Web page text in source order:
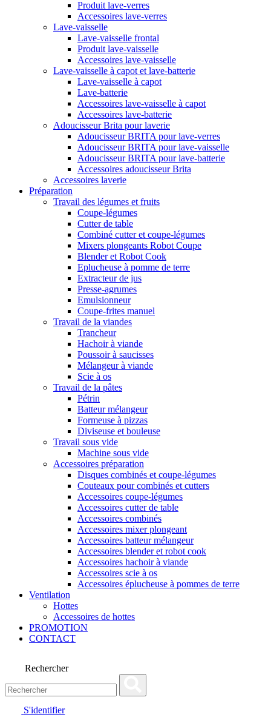
Produit lave-verres
Accessoires lave-verres
Lave-vaisselle
Lave-vaisselle frontal
Produit lave-vaisselle
Accessoires lave-vaisselle
Lave-vaisselle à capot et lave-batterie
Lave-vaisselle à capot
Lave-batterie
Accessoires lave-vaisselle à capot
Accessoires lave-batterie
Adoucisseur Brita pour laverie
Adoucisseur BRITA pour lave-verres
Adoucisseur BRITA pour lave-vaisselle
Adoucisseur BRITA pour lave-batterie
Accessoires adoucisseur Brita
Accessoires laverie
Préparation
Travail des légumes et fruits
Coupe-légumes
Cutter de table
Combiné cutter et coupe-légumes
Mixers plongeants Robot Coupe
Blender et Robot Cook
Eplucheuse à pomme de terre
Extracteur de jus
Presse-agrumes
Emulsionneur
Coupe-frites manuel
Travail de la viandes
Trancheur
Hachoir à viande
Poussoir à saucisses
Mélangeur à viande
Scie à os
Travail de la pâtes
Pétrin
Batteur mélangeur
Formeuse à pizzas
Diviseuse et bouleuse
Travail sous vide
Machine sous vide
Accessoires préparation
Disques combinés et coupe-légumes
Couteaux pour combinés et cutters
Accessoires coupe-légumes
Accessoires cutter de table
Accessoires combinés
Accessoires mixer plongeant
Accessoires batteur mélangeur
Accessoires blender et robot cook
Accessoires hachoir à viande
Accessoires scie à os
Accessoires éplucheuse à pommes de terre
Ventilation
Hottes
Accessoires de hottes
PROMOTION
CONTACT
Rechercher
S'identifier